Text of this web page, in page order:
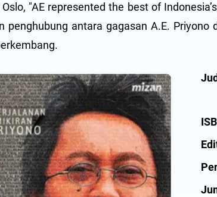
"AE represented the best of
penghubung antara gagasan A.E.